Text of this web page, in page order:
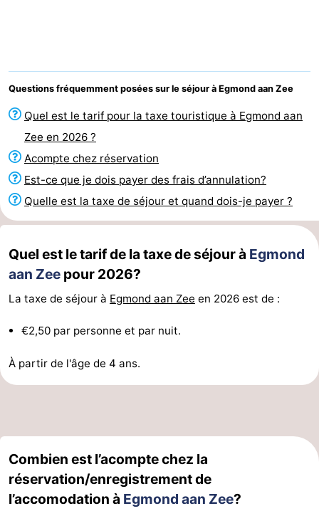
d'hôtes
Chaumières
-
Buiten
Bergen
De
Woudhoeve
-
Duinpark
-
Egmond
aan
Zee
Last
minutes
Plages
Voir
et
Lieux
Musées
-
Monuments
-
Points
Attractions
Questions fréquemment posées sur le séjour à Egmond aan Zee
Quel est le tarif pour la taxe touristique à Egmond aan
Zee en 2026 ?
Acompte chez réservation
Est-ce que je dois payer des frais d’annulation?
Quelle est la taxe de séjour et quand dois-je payer ?
Quel est le tarif de la taxe de séjour à Egmond
aan Zee pour 2026?
La taxe de séjour à Egmond aan Zee en 2026 est de :
€2,50 par personne et par nuit.
À partir de l'âge de 4 ans.
Combien est l’acompte chez la
réservation/enregistrement de
l’accomodation à Egmond aan Zee?